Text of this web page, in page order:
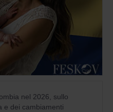
nel 2026, sullo
e dei cambiamenti